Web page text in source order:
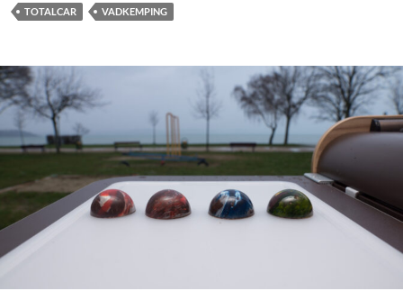
TOTALCAR
VADKEMPING